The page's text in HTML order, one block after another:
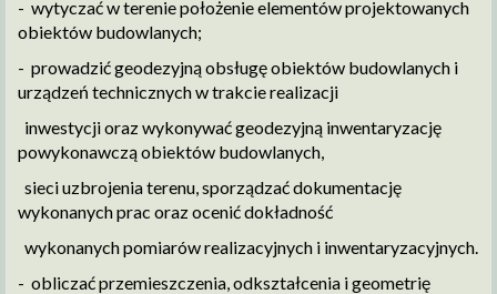
- wytyczać w terenie położenie elementów projektowanych
obiektów budowlanych;
- prowadzić geodezyjną obsługę obiektów budowlanych i
urządzeń technicznych w trakcie realizacji
inwestycji oraz wykonywać geodezyjną inwentaryzację
powykonawczą obiektów budowlanych,
sieci uzbrojenia terenu, sporządzać dokumentację
wykonanych prac oraz ocenić dokładność
wykonanych pomiarów realizacyjnych i inwentaryzacyjnych.
- obliczać przemieszczenia, odkształcenia i geometrię